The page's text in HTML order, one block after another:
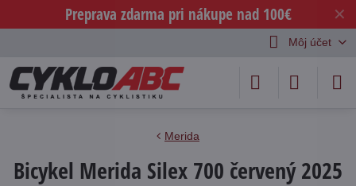
✕
Preprava zdarma pri nákupe nad 100€
Môj účet
Merida
Bicykel Merida Silex 700 červený 2025